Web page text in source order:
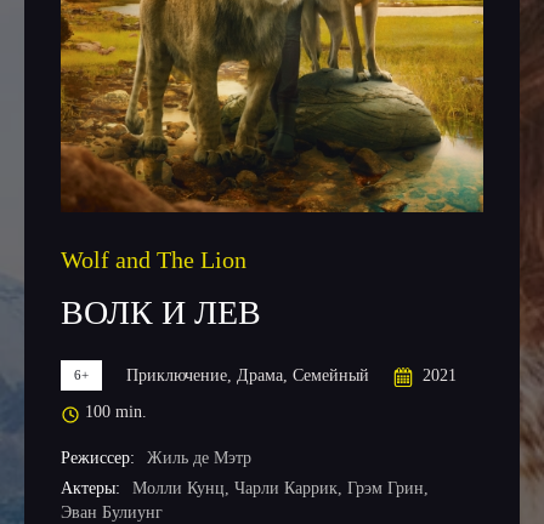
Wolf and The Lion
ВОЛК И ЛЕВ
6+ Приключение, Драма, Семейный 2021
100 min.
Режиссер:
Жиль де Мэтр
Актеры:
Молли Кунц, Чарли Каррик, Грэм Грин,
Эван Булиунг